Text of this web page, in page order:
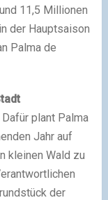
11,5 Millionen
der Hauptsaison
Palma de
plant Palma
Jahr auf
kleinen Wald zu
der